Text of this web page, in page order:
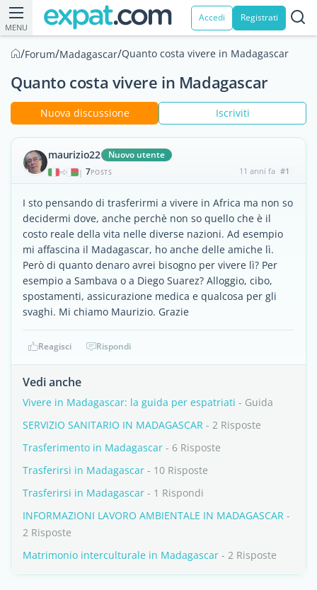
MENU
Accedi Registrati
/Forum/Madagascar/Quanto costa vivere in Madagascar
Quanto costa vivere in Madagascar
Nuova discussione Iscriviti
maurizio22 Nuovo utente
| 7POSTS 11 anni fa #1
I sto pensando di trasferirmi a vivere in Africa ma non so
decidermi dove, anche perchè non so quello che è il
costo reale della vita nelle diverse nazioni. Ad esempio
mi affascina il Madagascar, ho anche delle amiche lì.
Però di quanto denaro avrei bisogno per vivere lì? Per
esempio a Sambava o a Diego Suarez? Alloggio, cibo,
spostamenti, assicurazione medica e qualcosa per gli
svaghi. Mi chiamo Maurizio. Grazie
Reagisci Rispondi
Vedi anche
Vivere in Madagascar: la guida per espatriati - Guida
SERVIZIO SANITARIO IN MADAGASCAR - 2 Risposte
Trasferimento in Madagascar - 6 Risposte
Trasferirsi in Madagascar - 10 Risposte
Trasferirsi in Madagascar - 1 Rispondi
INFORMAZIONI LAVORO AMBIENTALE IN MADAGASCAR -
2 Risposte
Matrimonio interculturale in Madagascar - 2 Risposte